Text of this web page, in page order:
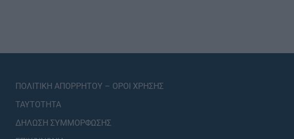
ΠΟΛΙΤΙΚΗ ΑΠΟΡΡΗΤΟΥ – ΟΡΟΙ ΧΡΗΣΗΣ
ΤΑΥΤΟΤΗΤΑ
ΔΗΛΩΣΗ ΣΥΜΜΟΡΦΩΣΗΣ